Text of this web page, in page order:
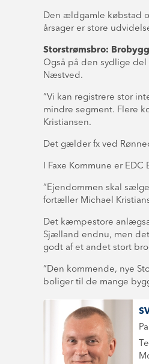
Den ældgamle købstad
årsager er store
Storstrømsbro:
Også på den sydlige del
Næstved.
”Vi kan registrere stor
mindre segment. Flere
Kristiansen.
Det gælder fx ved
I Faxe Kommune er
”Ejendommen skal
fortæller Michael
Det kæmpestore
Sjælland endnu, men
godt af et andet stort
”Den kommende, nye
boliger til de mange